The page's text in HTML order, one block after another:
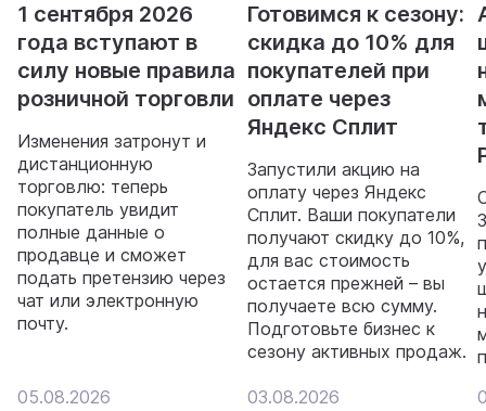
1 сентября 2026
года вступают в
силу новые правила
розничной торговли
Изменения затронут и
дистанционную
торговлю: теперь
покупатель увидит
полные данные о
продавце и сможет
подать претензию через
чат или электронную
почту.
05.08.2026
Готовимся к сезону:
скидка до 10% для
покупателей при
оплате через
Яндекс Сплит
Запустили акцию на
оплату через Яндекс
Сплит. Ваши покупатели
получают скидку до 10%,
для вас стоимость
остается прежней – вы
получаете всю сумму.
Подготовьте бизнес к
сезону активных продаж.
03.08.2026